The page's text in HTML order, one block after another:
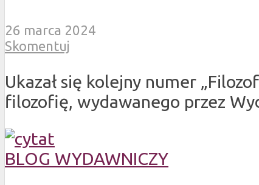
26 marca 2024
Skomentuj
Ukazał się kolejny numer
filozofię, wydawanego przez
BLOG WYDAWNICZY